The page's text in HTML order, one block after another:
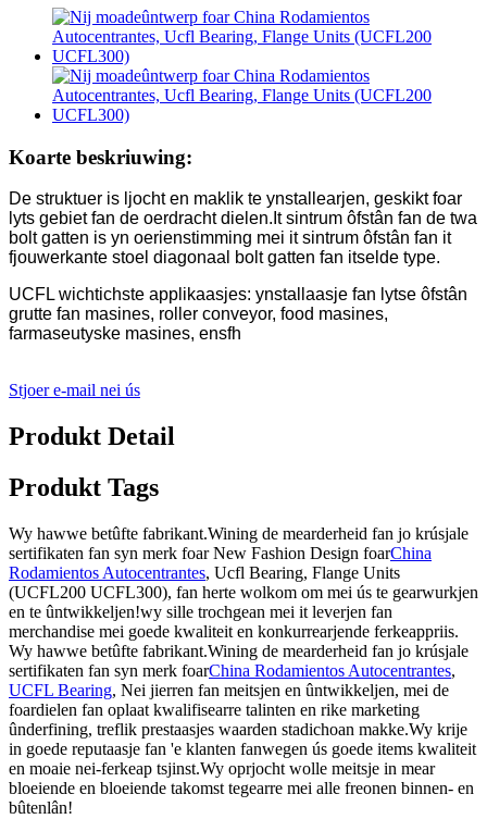
Koarte beskriuwing:
De struktuer is ljocht en maklik te ynstallearjen, geskikt foar
lyts gebiet fan de oerdracht dielen.It sintrum ôfstân fan de twa
bolt gatten is yn oerienstimming mei it sintrum ôfstân fan it
fjouwerkante stoel diagonaal bolt gatten fan itselde type.
UCFL wichtichste applikaasjes: ynstallaasje fan lytse ôfstân
grutte fan masines, roller conveyor, food masines,
farmaseutyske masines, ensfh
Stjoer e-mail nei ús
Produkt Detail
Produkt Tags
Wy hawwe betûfte fabrikant.Wining de mearderheid fan jo krúsjale
sertifikaten fan syn merk foar New Fashion Design foarChina
Rodamientos Autocentrantes, Ucfl Bearing, Flange Units
(UCFL200 UCFL300), fan herte wolkom om mei ús te gearwurkjen
en te ûntwikkeljen!wy sille trochgean mei it leverjen fan
merchandise mei goede kwaliteit en konkurrearjende ferkeappriis.
Wy hawwe betûfte fabrikant.Wining de mearderheid fan jo krúsjale
sertifikaten fan syn merk foarChina Rodamientos Autocentrantes,
UCFL Bearing, Nei jierren fan meitsjen en ûntwikkeljen, mei de
foardielen fan oplaat kwalifisearre talinten en rike marketing
ûnderfining, treflik prestaasjes waarden stadichoan makke.Wy krije
in goede reputaasje fan 'e klanten fanwegen ús goede items kwaliteit
en moaie nei-ferkeap tsjinst.Wy oprjocht wolle meitsje in mear
bloeiende en bloeiende takomst tegearre mei alle freonen binnen- en
bûtenlân!